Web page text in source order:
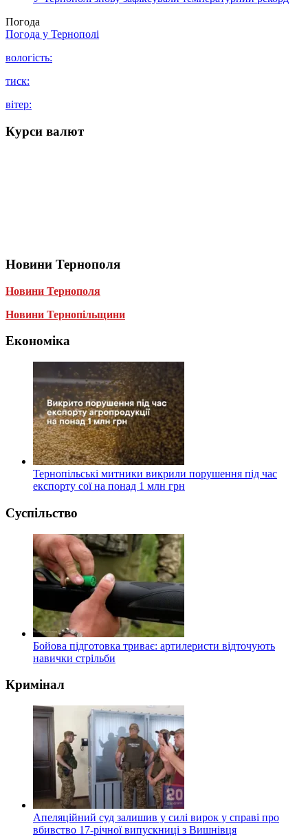
Погода
Погода у Тернополі
вологість:
тиск:
вітер:
Курси валют
Новини Тернополя
Новини Тернополя
Новини Тернопільщини
Економіка
Тернопільські митники викрили порушення під час
експорту сої на понад 1 млн грн
Суспільство
Бойова підготовка триває: артилеристи відточують
навички стрільби
Кримінал
Апеляційний суд залишив у силі вирок у справі про
вбивство 17-річної випускниці з Вишнівця